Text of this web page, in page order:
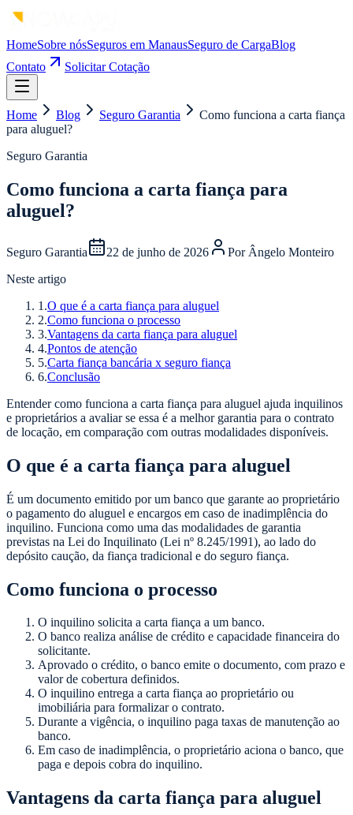
HomeSobre nósSeguros em ManausSeguro de CargaBlog
Contato
Solicitar Cotação
Home Blog Seguro Garantia
Como funciona a carta fiança
para aluguel?
Seguro Garantia
Como funciona a carta fiança para
aluguel?
Seguro Garantia 22 de junho de 2026 Por Ângelo Monteiro
Neste artigo
1 .O que é a carta fiança para aluguel
2.Como funciona o processo
3.Vantagens da carta fiança para aluguel
4.Pontos de atenção
5.Carta fiança bancária x seguro fiança
6.Conclusão
Entender como funciona a carta fiança para aluguel ajuda inquilinos
e proprietários a avaliar se essa é a melhor garantia para o contrato
de locação, em comparação com outras modalidades disponíveis.
O que é a carta fiança para aluguel
É um documento emitido por um banco que garante ao proprietário
o pagamento do aluguel e encargos em caso de inadimplência do
inquilino. Funciona como uma das modalidades de garantia
previstas na Lei do Inquilinato (Lei nº 8.245/1991), ao lado do
depósito caução, da fiança tradicional e do seguro fiança.
Como funciona o processo
O inquilino solicita a carta fiança a um banco.
O banco realiza análise de crédito e capacidade financeira do
solicitante.
Aprovado o crédito, o banco emite o documento, com prazo e
valor de cobertura definidos.
O inquilino entrega a carta fiança ao proprietário ou
imobiliária para formalizar o contrato.
Durante a vigência, o inquilino paga taxas de manutenção ao
banco.
Em caso de inadimplência, o proprietário aciona o banco, que
paga e depois cobra do inquilino.
Vantagens da carta fiança para aluguel